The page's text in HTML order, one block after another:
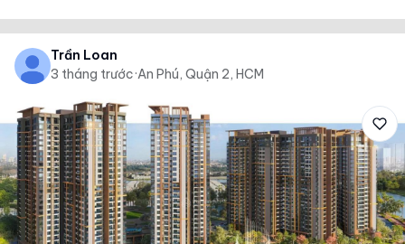
Trần Loan
3 tháng trước·An Phú, Quận 2, HCM